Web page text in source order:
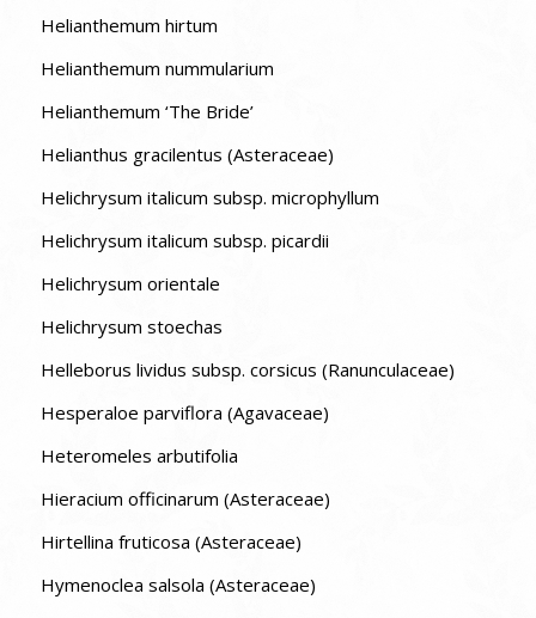
Helianthemum hirtum
Helianthemum nummularium
Helianthemum ‘The Bride’
Helianthus gracilentus (Asteraceae)
Helichrysum italicum subsp. microphyllum
Helichrysum italicum subsp. picardii
Helichrysum orientale
Helichrysum stoechas
Helleborus lividus subsp. corsicus (Ranunculaceae)
Hesperaloe parviflora (Agavaceae)
Heteromeles arbutifolia
Hieracium officinarum (Asteraceae)
Hirtellina fruticosa (Asteraceae)
Hymenoclea salsola (Asteraceae)